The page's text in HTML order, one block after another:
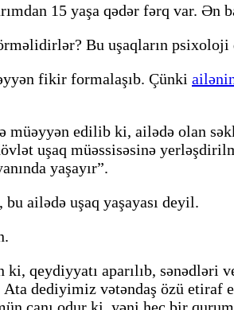
15 yaşa qədər fərq var. Ən
Bu uşaqların psixoloji
fikir formalaşıb. Çünki
müəyyən edilib ki, ailədə olan
uşaq müəssisəsinə
yaşayır”.
ailədə uşaq yaşayası deyil.
qeydiyyatı aparılıb, sənədləri
dediyimiz vətəndaş özü etiraf